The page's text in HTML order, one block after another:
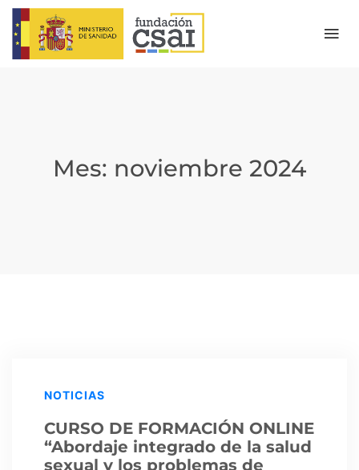
Mes: noviembre 2024
NOTICIAS
CURSO DE FORMACIÓN ONLINE
“Abordaje integrado de la salud
sexual y los problemas de